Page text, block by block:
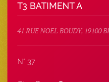
T3 BATIMENT A
41 RUE NOEL BOUDY, 19100
N° 37